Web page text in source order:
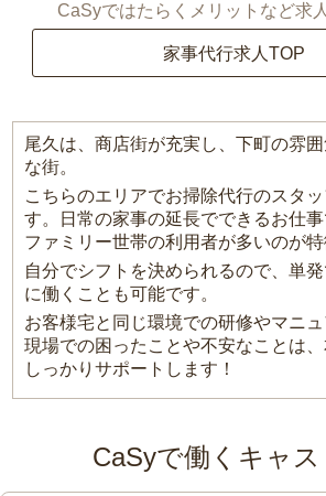
CaSyではたらくメリットなど求
家事代行求人TOP
尾久は、商店街が充実し、下町の雰
な街。
こちらのエリアでお掃除代行のスタ
す。日常の家事の延長でできるお仕
ファミリー世帯の利用者が多いのが特
自分でシフトを決められるので、単
に働くことも可能です。
お客様宅と同じ環境での研修やマニ
現場での困ったことや不安なことは
しっかりサポートします！
CaSyで働くキャ